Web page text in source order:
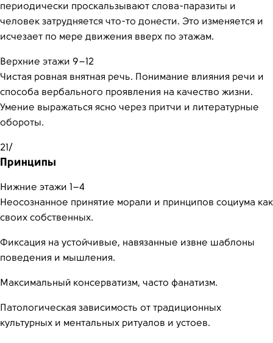
периодически проскальзывают слова-паразиты и
человек затрудняется что-то донести. Это изменяется и
исчезает по мере движения вверх по этажам.
Верхние этажи 9–12
Чистая ровная внятная речь. Понимание влияния речи и
способа вербального проявления на качество жизни.
Умение выражаться ясно через притчи и литературные
обороты.
21/
Принципы
Нижние этажи 1–4
Неосознанное принятие морали и принципов социума как
своих собственных.
Фиксация на устойчивые, навязанные извне шаблоны
поведения и мышления.
Максимальный консерватизм, часто фанатизм.
Патологическая зависимость от традиционных
культурных и ментальных ритуалов и устоев.